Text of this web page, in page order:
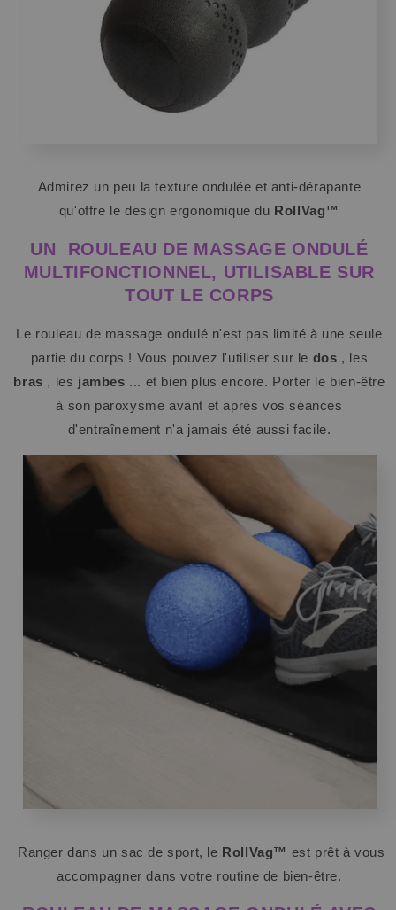
Admirez un peu la texture ondulée et anti-dérapante
qu'offre le design ergonomique du RollVag™
UN ROULEAU DE MASSAGE ONDULÉ
MULTIFONCTIONNEL, UTILISABLE SUR
TOUT LE CORPS
Le rouleau de massage ondulé n'est pas limité à une seule
partie du corps ! Vous pouvez l'utiliser sur le dos , les
bras , les jambes ... et bien plus encore. Porter le bien-être
à son paroxysme avant et après vos séances
d'entraînement n'a jamais été aussi facile.
Ranger dans un sac de sport, le RollVag™ est prêt à vous
accompagner dans votre routine de bien-être.